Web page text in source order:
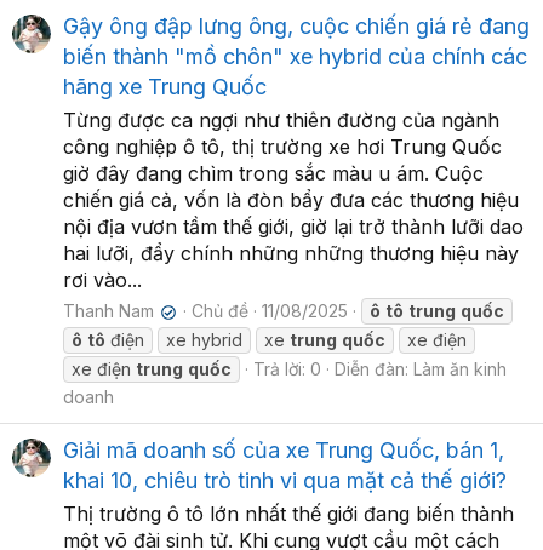
Gậy ông đập lưng ông, cuộc chiến giá rẻ đang
biến thành "mồ chôn" xe hybrid của chính các
hãng xe Trung Quốc
Từng được ca ngợi như thiên đường của ngành
công nghiệp ô tô, thị trường xe hơi Trung Quốc
giờ đây đang chìm trong sắc màu u ám. Cuộc
chiến giá cả, vốn là đòn bẩy đưa các thương hiệu
nội địa vươn tầm thế giới, giờ lại trở thành lưỡi dao
hai lưỡi, đẩy chính những những thương hiệu này
rơi vào...
Thanh Nam ✔ Chủ đề 11/08/2025 ô tô trung quốc
ô tô điện xe hybrid xe trung quốc
xe điện
xe điện trung quốc Trả lời: 0 Diễn đàn: Làm ăn kinh
doanh
Giải mã doanh số của xe Trung Quốc, bán 1,
khai 10, chiêu trò tinh vi qua mặt cả thế giới?
Thị trường ô tô lớn nhất thế giới đang biến thành
một võ đài sinh tử. Khi cung vượt cầu một cách